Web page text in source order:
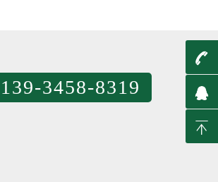
139-3458-8319
t
q
T